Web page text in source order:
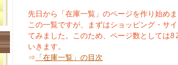
先日から「在庫一覧」のページを作り始めま
この一覧ですが、まずはショッピング・サ
てみました。このため、ページ数としては
いきます。
⇒ 「在庫一覧」の目次